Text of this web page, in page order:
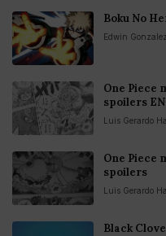
Boku No
Edwin Gonzalez
One Piece
spoilers
Luis Gerardo
One Piece
spoilers
Luis Gerardo
Black